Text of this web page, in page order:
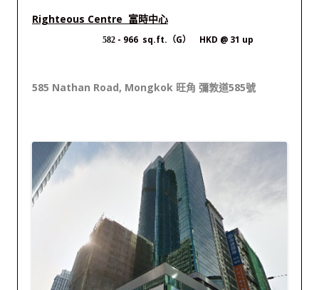
Righteous Centre 富時中心
582 - 966 sq.ft.（G） HKD @ 31 up
585 Nathan Road, Mongkok 旺角 彌敦道585號